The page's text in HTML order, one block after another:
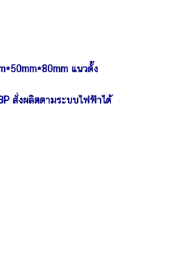
แนวตั้ง
สั่งผลิตตามระบบไฟฟ้าได้